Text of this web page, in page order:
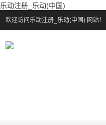
乐动注册_乐动(中国)
欢迎访问乐动注册_乐动(中国) 网站！